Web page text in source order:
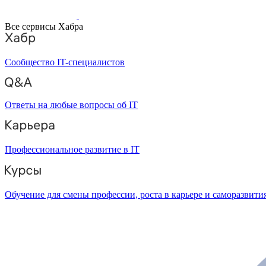
Все сервисы Хабра
Сообщество IT-специалистов
Ответы на любые вопросы об IT
Профессиональное развитие в IT
Обучение для смены профессии, роста в карьере и